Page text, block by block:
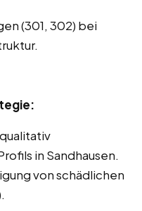
(301, 302) bei
in Sandhausen.
von schädlichen